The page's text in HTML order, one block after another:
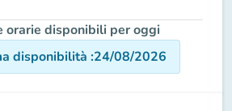
orarie disponibili per oggi
disponibilità :24/08/2026